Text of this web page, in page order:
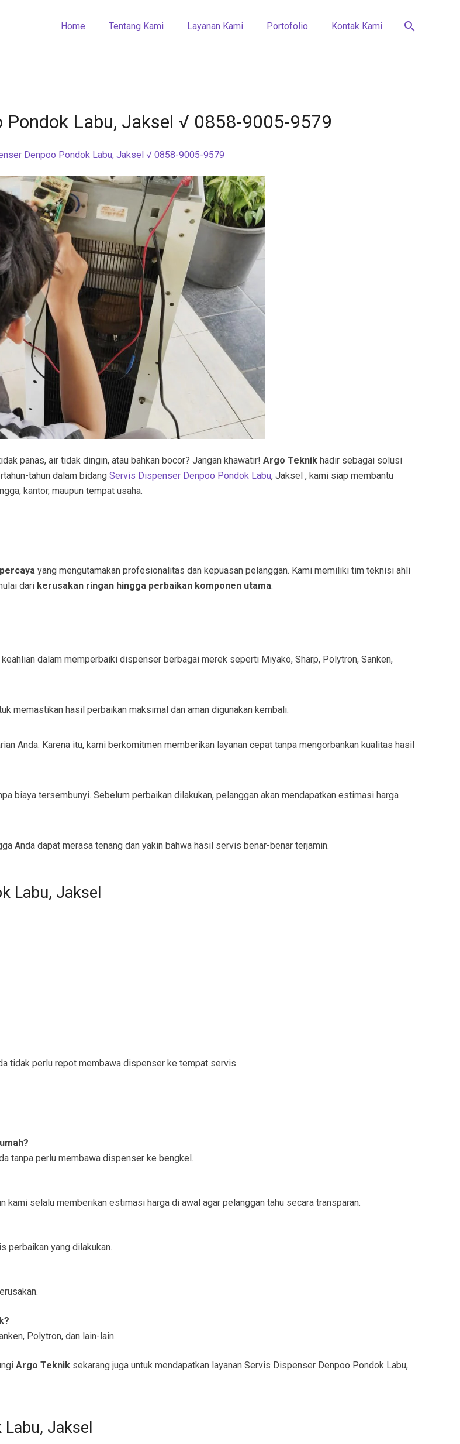
Home Tentang Kami Layanan Kami Portofolio Kontak Kami search
Pondok Labu, Jaksel √ 0858-9005-9579
Denpoo Pondok Labu, Jaksel √ 0858-9005-9579
panas, air tidak dingin, atau bahkan bocor? Jangan khawatir! Argo Teknik hadir sebagai solusi
tahun dalam bidang Servis Dispenser Denpoo Pondok Labu, Jaksel , kami siap membantu
kantor, maupun tempat usaha.
yang mengutamakan profesionalitas dan kepuasan pelanggan. Kami memiliki tim teknisi ahli
dari kerusakan ringan hingga perbaikan komponen utama.
dalam memperbaiki dispenser berbagai merek seperti Miyako, Sharp, Polytron, Sanken,
memastikan hasil perbaikan maksimal dan aman digunakan kembali.
Anda. Karena itu, kami berkomitmen memberikan layanan cepat tanpa mengorbankan kualitas hasil
biaya tersembunyi. Sebelum perbaikan dilakukan, pelanggan akan mendapatkan estimasi harga
Anda dapat merasa tenang dan yakin bahwa hasil servis benar-benar terjamin.
Labu, Jaksel
tidak perlu repot membawa dispenser ke tempat servis.
tanpa perlu membawa dispenser ke bengkel.
selalu memberikan estimasi harga di awal agar pelanggan tahu secara transparan.
perbaikan yang dilakukan.
Polytron, dan lain-lain.
Argo Teknik sekarang juga untuk mendapatkan layanan Servis Dispenser Denpoo Pondok Labu,
Jaksel